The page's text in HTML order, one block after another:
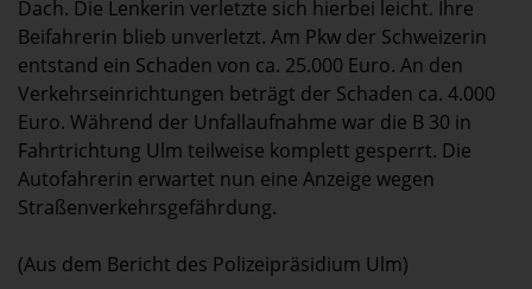
Dach. Die Lenkerin verletzte sich hierbei leicht. Ihre
Beifahrerin blieb unverletzt. Am Pkw der Schweizerin
entstand ein Schaden von ca. 25.000 Euro. An den
Verkehrseinrichtungen beträgt der Schaden ca. 4.000
Euro. Während der Unfallaufnahme war die B 30 in
Fahrtrichtung Ulm teilweise komplett gesperrt. Die
Autofahrerin erwartet nun eine Anzeige wegen
Straßenverkehrsgefährdung.
(Aus dem Bericht des Polizeipräsidium Ulm)